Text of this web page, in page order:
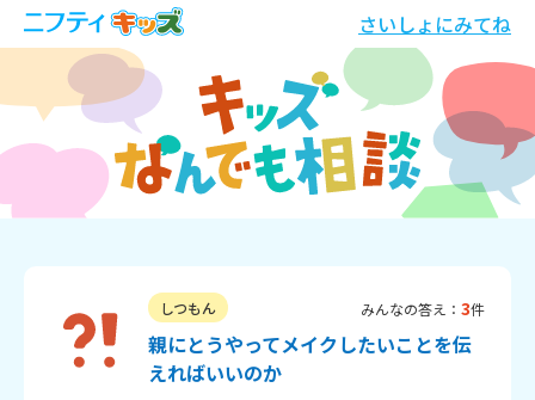
さいしょにみてね
しつもん みんなの答え： 3件
親にとうやってメイクしたいことを伝
えればいいのか